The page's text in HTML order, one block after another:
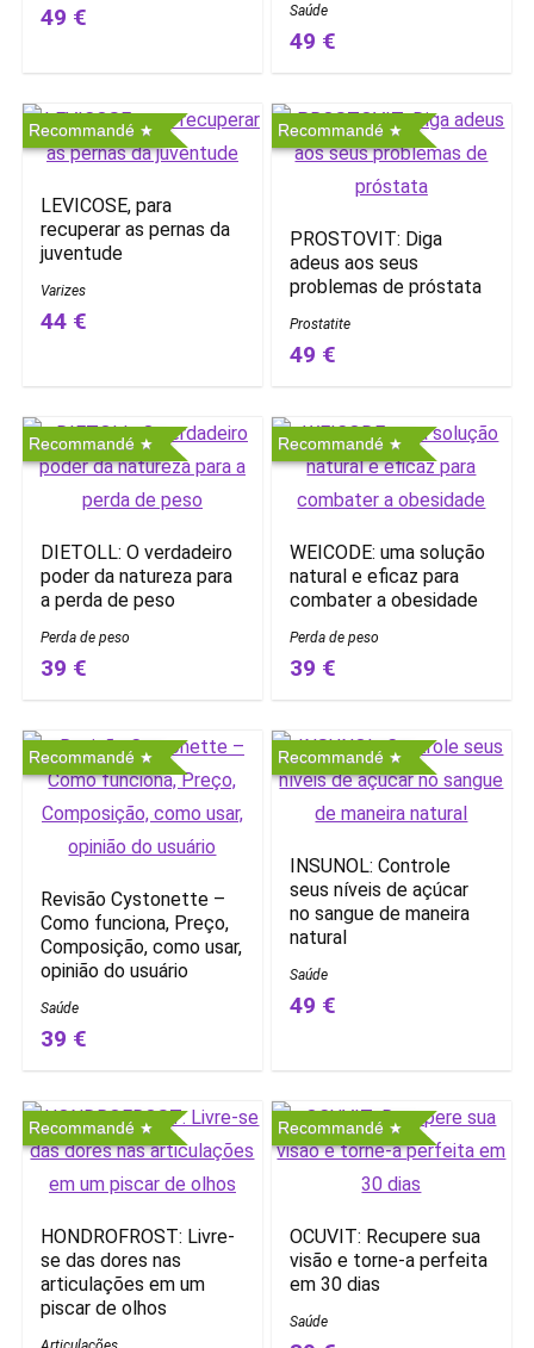
49 € Saúde
49 €
Recommandé
LEVICOSE, para
recuperar as pernas da
juventude
Varizes
44 €
Recommandé
PROSTOVIT: Diga
adeus aos seus
problemas de próstata
Prostatite
49 €
Recommandé
DIETOLL: O verdadeiro
poder da natureza para
a perda de peso
Perda de peso
39 €
Recommandé
WEICODE: uma solução
natural e eficaz para
combater a obesidade
Perda de peso
39 €
Recommandé
Revisão Cystonette –
Como funciona, Preço,
Composição, como usar,
opinião do usuário
Saúde
39 €
Recommandé
INSUNOL: Controle
seus níveis de açúcar
no sangue de maneira
natural
Saúde
49 €
Recommandé
HONDROFROST: Livre-
se das dores nas
articulações em um
piscar de olhos
Recommandé
OCUVIT: Recupere sua
visão e torne-a perfeita
em 30 dias
Saúde